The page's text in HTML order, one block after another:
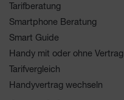
Tarifberatung
Smartphone Beratung
Smart Guide
Handy mit oder ohne Vertrag
Tarifvergleich
Handyvertrag wechseln